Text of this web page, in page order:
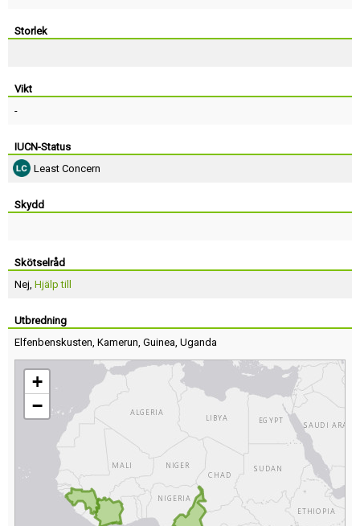
Storlek
Vikt
-
IUCN-Status
Least Concern
Skydd
Skötselråd
Nej, Hjälp till
Utbredning
Elfenbenskusten, Kamerun, Guinea, Uganda
+
−